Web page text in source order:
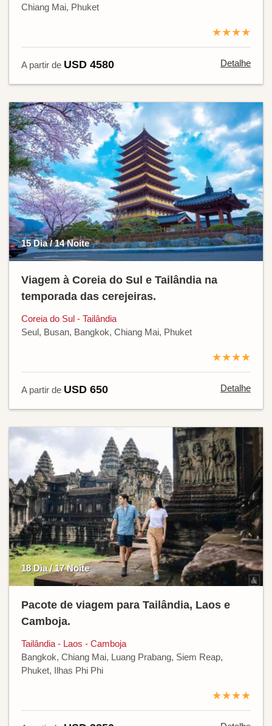
Chiang Mai, Phuket
★★★★
A partir de USD 4580 Detalhe
15 Dia / 14 Noite
Viagem à Coreia do Sul e Tailândia na
temporada das cerejeiras.
Coreia do Sul - Tailândia
Seul, Busan, Bangkok, Chiang Mai, Phuket
★★★★
A partir de USD 650 Detalhe
18 Dia / 17 Noite
Pacote de viagem para Tailândia, Laos e
Camboja.
Tailândia - Laos - Camboja
Bangkok, Chiang Mai, Luang Prabang, Siem Reap,
Phuket, Ilhas Phi Phi
★★★★